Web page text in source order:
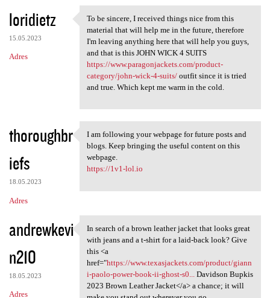
loridietz
15.05.2023
Adres
To be sincere, I received
To be sincere, I received things nice from this
material that will help me in the future, therefore
I'm leaving anything here that will help you guys,
and that is this JOHN WICK 4 SUITS
https://www.paragonjackets.com/product-
category/john-wick-4-suits/outfit since it is tried
and true. Which kept me warm in the cold.
thoroughbr
iefs
18.05.2023
Adres
I am following your webpage
I am following your webpage for future posts and
blogs. Keep bringing the useful content on this
webpage.
https://1v1-lol.io
andrewkevi
n210
18.05.2023
Adres
In search of a brown leather
In search of a brown leather jacket that looks great
with jeans and a t-shirt for a laid-back look? Give
this <a
href="https://www.texasjackets.com/product/giann
i-paolo-power-book-ii-ghost-s0...Davidson Bupkis
2023 Brown Leather Jacket</a> a chance; it will